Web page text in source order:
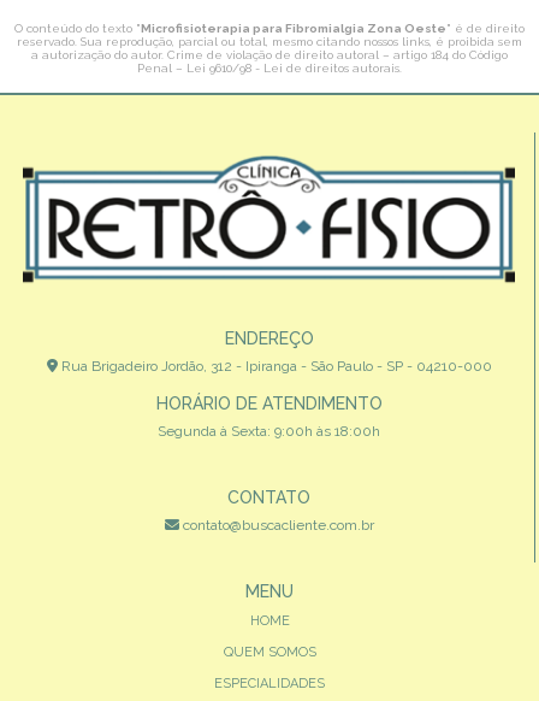
O conteúdo do texto "Microfisioterapia para Fibromialgia Zona Oeste" é de direito
reservado. Sua reprodução, parcial ou total, mesmo citando nossos links, é proibida sem
a autorização do autor. Crime de violação de direito autoral – artigo 184 do Código
Penal – Lei 9610/98 - Lei de direitos autorais
ENDEREÇO
Rua Brigadeiro Jordão, 312 - Ipiranga - São Paulo - SP - 04210-000
HORÁRIO DE ATENDIMENTO
Segunda à Sexta: 9:00h às 18:00h
CONTATO
contato@buscacliente.com.br
MENU
HOME
QUEM SOMOS
ESPECIALIDADES